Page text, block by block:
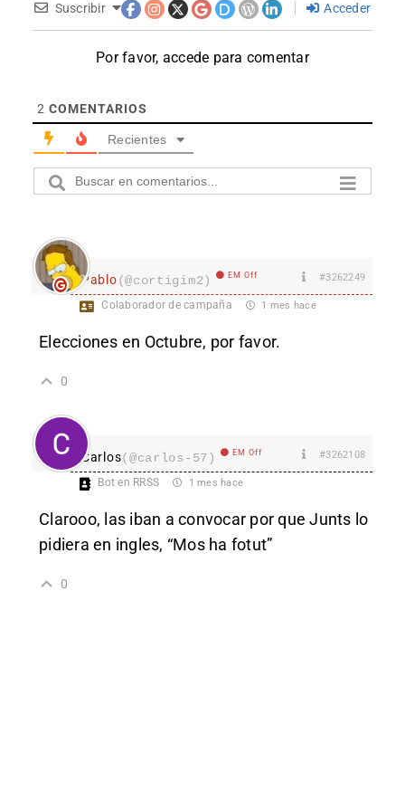
Suscribir Acceder
Por favor, accede para comentar
2 COMENTARIOS
Recientes
Pablo(@cortigim2) EM Off #3262249
Colaborador de campaña 1 mes hace
Elecciones en Octubre, por favor.
0
Carlos(@carlos-57) EM Off #3262108
Bot en RRSS 1 mes hace
Clarooo, las iban a convocar por que Junts lo
pidiera en ingles, “Mos ha fotut”
0